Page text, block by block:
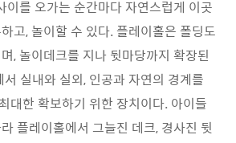
이를 오가는 순간마다 자연스럽게 이곳
고, 놀이할 수 있다. 플레이홀은 폴딩도
, 놀이데크를 지나 뒷마당까지 확장된
실내와 실외, 인공과 자연의 경계를
대한 확보하기 위한 장치이다. 아이들
플레이홀에서 그늘진 데크, 경사진 뒷